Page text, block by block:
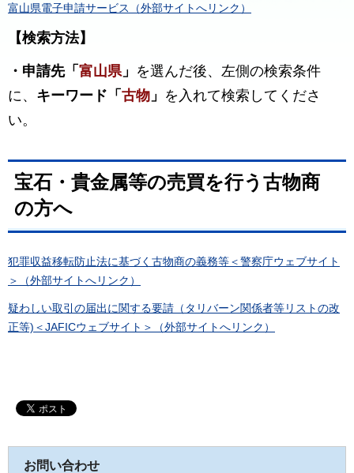
富山県電子申請サービス（外部サイトへリンク）
【検索方法】
・ 申請先「 富山県」 を選んだ後、左側の検索条件
に、 キーワード「 古物 」 を入れて検索してくださ
い。
宝石・貴金属等の売買を行う古物商
の方へ
犯罪収益移転防止法に基づく古物商の義務等＜警察庁ウェブサイト
＞（外部サイトへリンク）
疑わしい取引の届出に関する要請（タリバーン関係者等リストの改
正等)＜JAFICウェブサイト＞（外部サイトへリンク）
お問い合わせ